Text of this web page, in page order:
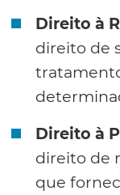
Direito à
direito de
Direito à
direito de
que